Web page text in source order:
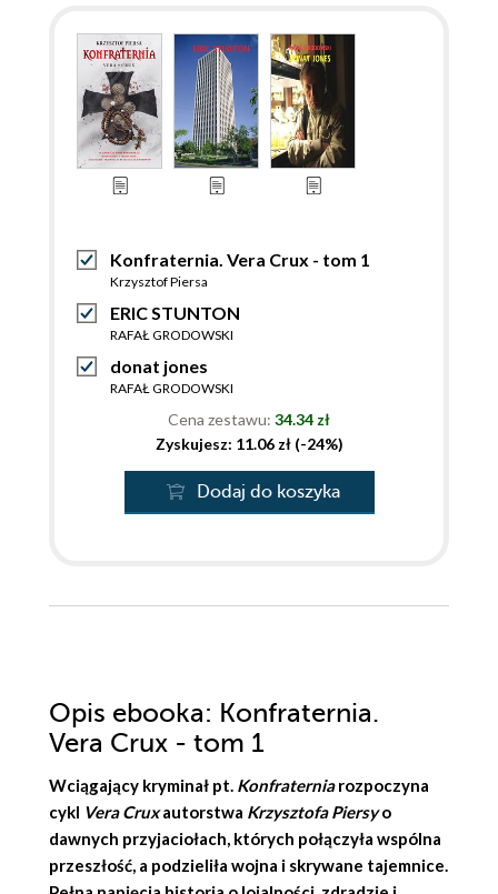
Konfraternia. Vera Crux - tom 1
Krzysztof Piersa
ERIC STUNTON
RAFAŁ GRODOWSKI
donat jones
RAFAŁ GRODOWSKI
Cena zestawu: 34.34 zł
Zyskujesz: 11.06 zł (-24%)
Dodaj do koszyka
Opis ebooka: Konfraternia.
Vera Crux - tom 1
Wciągający kryminał pt. Konfraterniarozpoczyna
cykl Vera Cruxautorstwa Krzysztofa Piersyo
dawnych przyjaciołach, których połączyła wspólna
przeszłość, a podzieliła wojna i skrywane tajemnice.